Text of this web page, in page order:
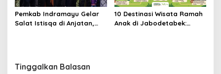
Pemkab Indramayu Gelar
Salat Istisqa di Anjatan,
10 Destinasi Wisata Ramah
Anak di Jabodetabek:
Tinggalkan Balasan